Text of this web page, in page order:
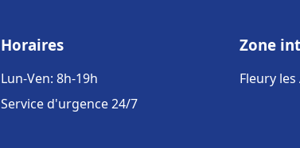
Horaires
Lun-Ven: 8h-19h
Service d'urgence 24/7
Zone
Fleury